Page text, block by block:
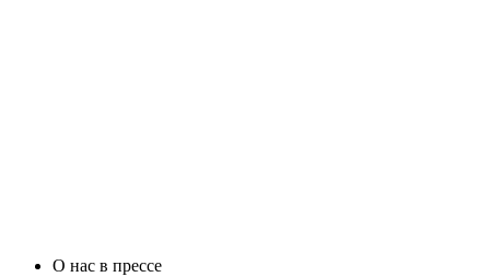
О нас в прессе